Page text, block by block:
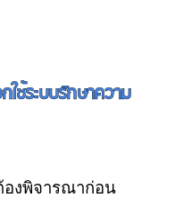
ช้ระบบรักษาความ
องพิจารณาก่อน